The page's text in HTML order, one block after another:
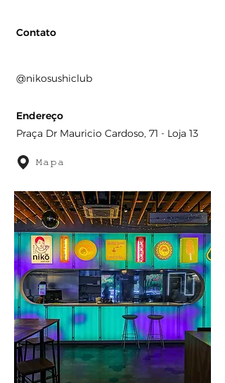
Contato
@nikosushiclub
Endereço
Praça Dr Mauricio Cardoso, 71 - Loja 13
Mapa